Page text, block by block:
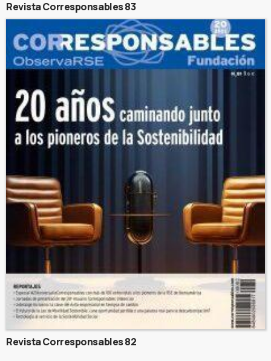
Revista Corresponsables 83
Revista Corresponsables 82